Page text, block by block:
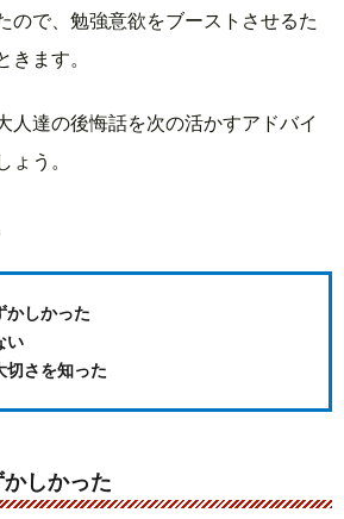
ので、勉強意欲をブーストさせるた
ます。
人達の後悔話を次の活かすアドバイ
ょう。
かしかった
い
切さを知った
しかった